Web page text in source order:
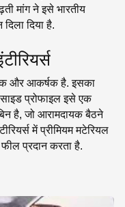
मांग ने इसे भारतीय
दिया है.
और आकर्षक है. इसका
प्रोफाइल इसे एक
है, जो आरामदायक बैठने
में प्रीमियम मटेरियल
प्रदान करता है.